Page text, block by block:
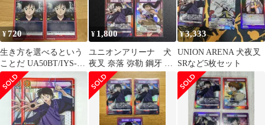
¥720
生き方を選べるという
ことだ UA50BT/IYS-1-
073 U 4枚セット
¥ 1,800
ユニオンアリーナ 犬
夜叉 奈落 弥勒 鋼牙 SR
まとめ売り おまけ付
¥3,333
UNION ARENA 犬夜叉
SRなど5枚セット